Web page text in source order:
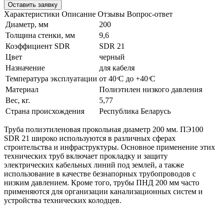
Оставить заявку
Характеристики Описание Отзывы Вопрос-ответ
Диаметр, мм
200
Толщина стенки, мм
9,6
Коэффициент SDR
SDR 21
Цвет
черный
Назначение
для кабеля
Температура эксплуатации от 40 ͦС до +40 ͦС
Материал
Полиэтилен низкого давления
Вес, кг.
5,77
Страна происхождения
Республика Беларусь
Труба полиэтиленовая прокольная диаметр 200 мм. ПЭ100
SDR 21 широко используются в различных сферах
строительства и инфраструктуры. Основное применение этих
технических труб включает прокладку и защиту
электрических кабельных линий под землей, а также
использование в качестве безнапорных трубопроводов с
низким давлением. Кроме того, трубы ПНД 200 мм часто
применяются для организации канализационных систем и
устройства технических колодцев.